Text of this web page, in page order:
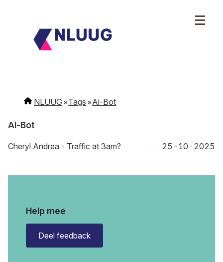
NLUUG Tags Ai-Bot
Ai-Bot
Cheryl Andrea - Traffic at 3am? 25-10-2025
Help mee
Deel feedback